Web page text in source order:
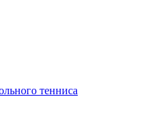
тенниса